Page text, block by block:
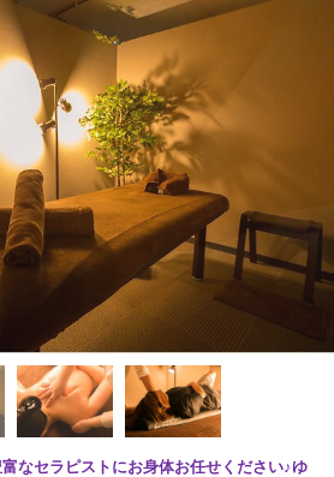
なセラピストにお身体お任せください♪ゆ